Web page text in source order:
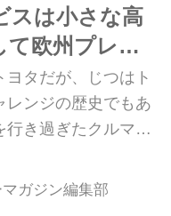
スは小さな高
て欧州プレミ
（その12）
タだが、じつはト
レンジの歴史でもあ
行き過ぎたクルマか
と首をかしげたく
ヨタのチャレンジ
る。連載第12回は
ガジン編集部